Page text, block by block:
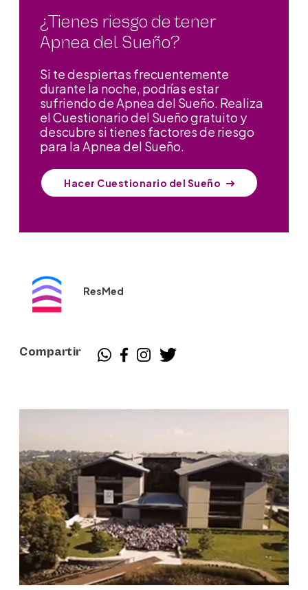
¿Tienes riesgo de tener
Apnea del Sueño?
Si te despiertas frecuentemente
durante la noche, podrías estar
sufriendo de Apnea del Sueño. Realiza
el Cuestionario del Sueño gratuito y
descubre si tienes factores de riesgo
para la Apnea del Sueño.
Hacer Cuestionario del Sueño
ResMed
Compartir